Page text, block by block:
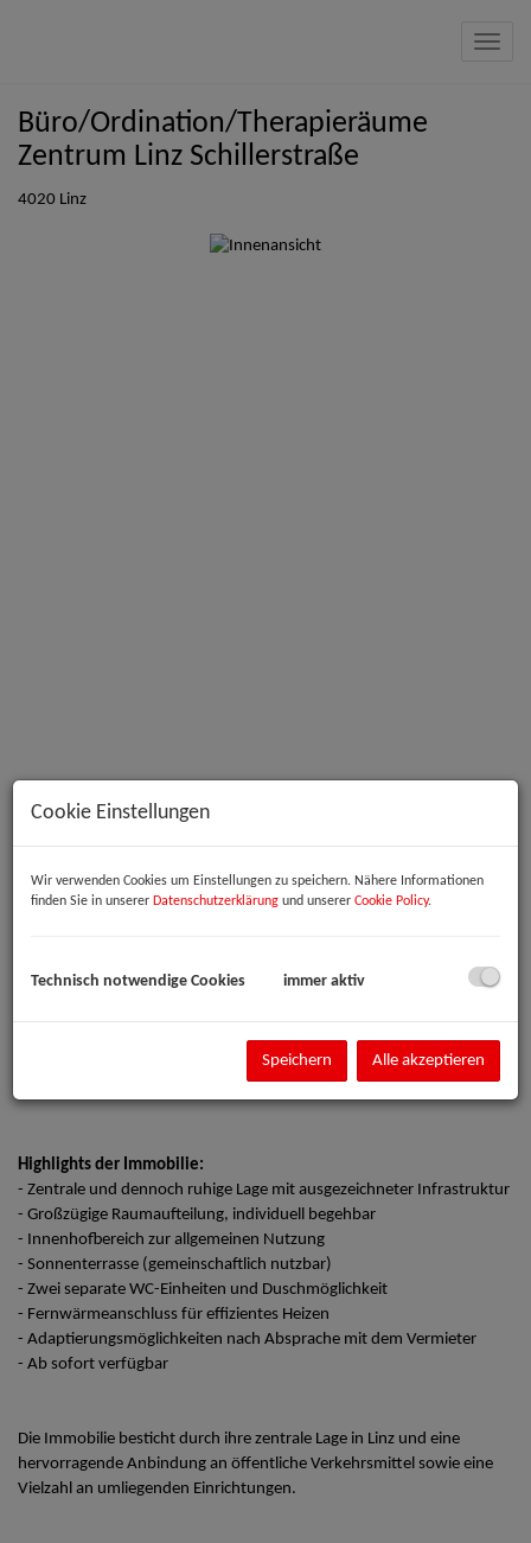
Büro/Ordination/Therapieräume
Zentrum Linz Schillerstraße
4020 Linz
Beschreibung
Im Herzen von Linz, direkt in der Schillerstraße, gelangt eine vielseitig
nutzbare Büro- oder Praxisfläche mit ca. 146 m² zur Vermietung. Die
begehbare Räume, die sich ideal für eine Ordination,
Gemeinschaftspraxis, Therapieeinrichtung oder ein modernes Büro
Highlights der Immobilie:
- Zentrale und dennoch ruhige Lage mit ausgezeichneter Infrastruktur
- Großzügige Raumaufteilung, individuell begehbar
- Innenhofbereich zur allgemeinen Nutzung
- Sonnenterrasse (gemeinschaftlich nutzbar)
- Zwei separate WC-Einheiten und Duschmöglichkeit
- Fernwärmeanschluss für effizientes Heizen
- Adaptierungsmöglichkeiten nach Absprache mit dem Vermieter
- Ab sofort verfügbar
Die Immobilie besticht durch ihre zentrale Lage in Linz und eine
hervorragende Anbindung an öffentliche Verkehrsmittel sowie eine
Vielzahl an umliegenden Einrichtungen.
Cookie Einstellungen
Wir verwenden Cookies um Einstellungen zu speichern. Nähere Informationen
finden Sie in unserer Datenschutzerklärung und unserer Cookie Policy.
Technisch notwendige Cookies immer aktiv
Speichern Alle akzeptieren